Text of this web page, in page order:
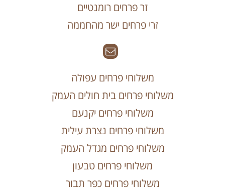
זר פרחים רומנטיים
זרי פרחים ישר מהחממה
משלוחי פרחים עפולה
משלוחי פרחים בית חולים העמק
משלוחי פרחים יקנעם
משלוחי פרחים נצרת עילית
משלוחי פרחים מגדל העמק
משלוחי פרחים טבעון
משלוחי פרחים כפר תבור